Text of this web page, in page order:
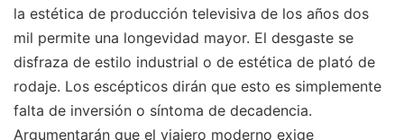
la estética de producción televisiva de los años dos
mil permite una longevidad mayor. El desgaste se
disfraza de estilo industrial o de estética de plató de
rodaje. Los escépticos dirán que esto es simplemente
falta de inversión o síntoma de decadencia.
Argumentarán que el viajero moderno exige